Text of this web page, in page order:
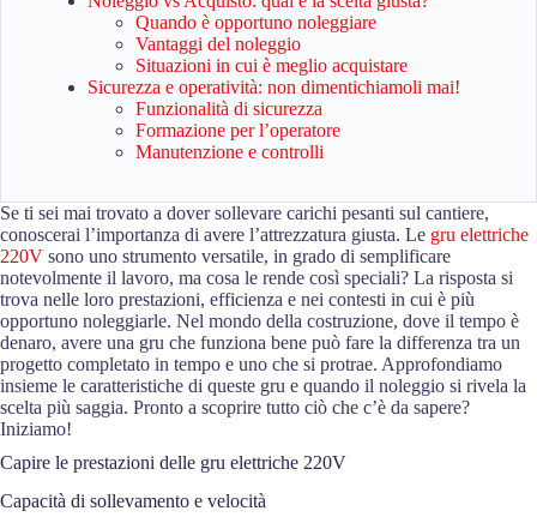
Quando è opportuno noleggiare
Vantaggi del noleggio
Situazioni in cui è meglio acquistare
Sicurezza e operatività: non dimentichiamoli mai!
Funzionalità di sicurezza
Formazione per l’operatore
Manutenzione e controlli
Se ti sei mai trovato a dover sollevare carichi pesanti sul cantiere,
conoscerai l’importanza di avere l’attrezzatura giusta. Le gru elettriche
220V sono uno strumento versatile, in grado di semplificare
notevolmente il lavoro, ma cosa le rende così speciali? La risposta si
trova nelle loro prestazioni, efficienza e nei contesti in cui è più
opportuno noleggiarle. Nel mondo della costruzione, dove il tempo è
denaro, avere una gru che funziona bene può fare la differenza tra un
progetto completato in tempo e uno che si protrae. Approfondiamo
insieme le caratteristiche di queste gru e quando il noleggio si rivela la
scelta più saggia. Pronto a scoprire tutto ciò che c’è da sapere?
Iniziamo!
Capire le prestazioni delle gru elettriche 220V
Capacità di sollevamento e velocità